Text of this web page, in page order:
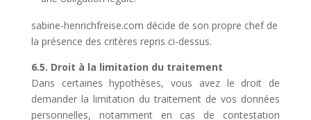
sabine-henrichfreise.com décide de son propre chef de
la présence des critères repris ci-dessus.
6.5. Droit à la limitation du traitement
Dans certaines hypothèses, vous avez le droit de
demander la limitation du traitement de vos données
personnelles, notamment en cas de contestation